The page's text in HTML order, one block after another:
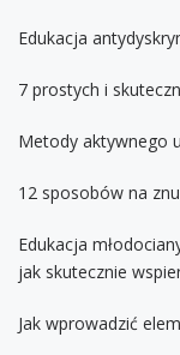
Edukacja
7 prostych i
Metody aktywnego
12 sposobów na
Edukacja
jak skutecznie
Jak wprowadzić